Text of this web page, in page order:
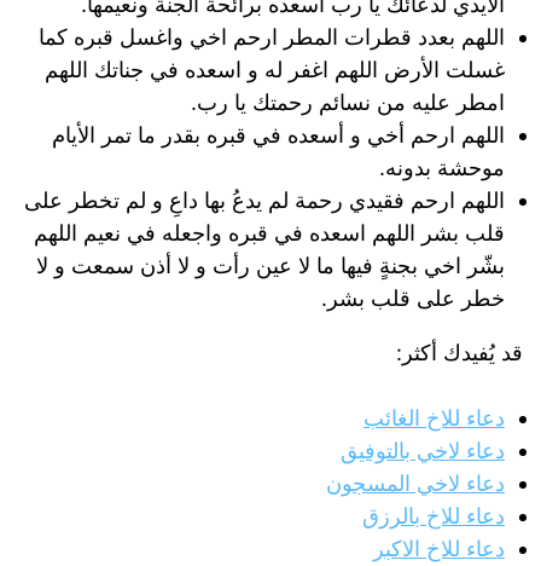
اللهم بعدد قطرات المطر ارحم اخي واغسل قبره كما
غسلت الأرض اللهم اغفر له و اسعده في جناتك اللهم
امطر عليه من نسائم رحمتك يا رب.
اللهم ارحم أخي و أسعده في قبره بقدر ما تمر الأيام
موحشة بدونه.
اللهم ارحم فقيدي رحمة لم يدعُ بها داعِ و لم تخطر على
قلب بشر اللهم اسعده في قبره واجعله في نعيم اللهم
بشّر اخي بجنةٍ فيها ما لا عين رأت و لا أذن سمعت و لا
خطر على قلب بشر.
قد يُفيدك أكثر:
دعاء للاخ الغائب
دعاء لاخي بالتوفيق
دعاء لاخي المسجون
دعاء للاخ بالرزق
دعاء للاخ الاكبر